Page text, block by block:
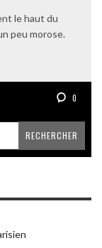
le haut du
peu morose.
0